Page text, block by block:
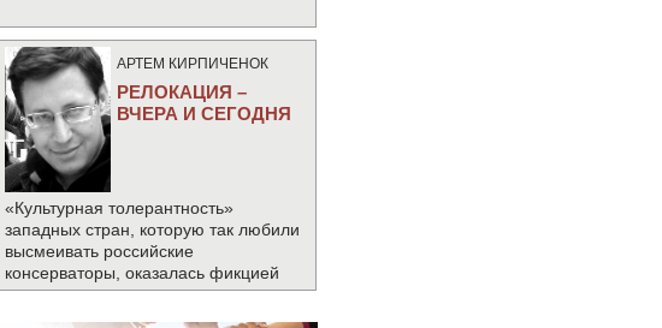
АРТЕМ КИРПИЧЕНОК
РЕЛОКАЦИЯ –
ВЧЕРА И СЕГОДНЯ
«Культурная толерантность»
западных стран, которую так любили
высмеивать российские
консерваторы, оказалась фикцией